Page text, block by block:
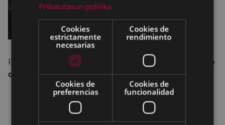
Punto único.
Dictamen de la Comisión de Trabajo
de Cuentas, Hacienda y Patrimonio:
Propuesta de modificación de Ordenanzas
Fiscales y de precios públicos para el año 2018.
Pribatutasun-politika
Cookies
estrictamente
necesarias
Cookies de
rendimiento
Cookies de
preferencias
Cookies de
funcionalidad